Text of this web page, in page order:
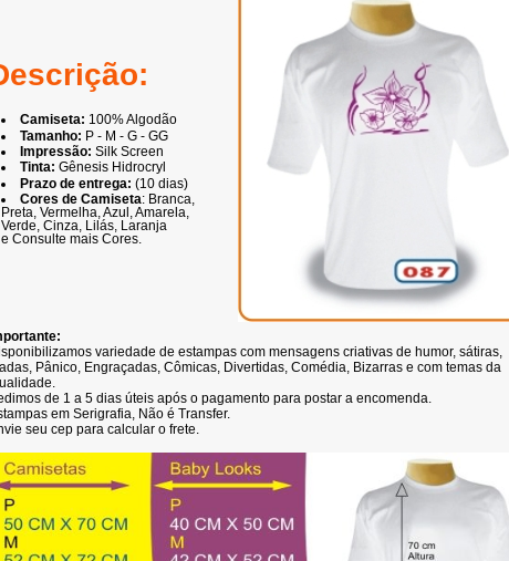
Camiseta: 100% Algodão
Tamanho: P - M - G - GG
Impressão: Silk Screen
Tinta: Gênesis Hidrocryl
Prazo de entrega: (10 dias)
Cores de Camiseta: Branca,
Preta, Vermelha, Azul, Amarela,
Verde, Cinza, Lilás, Laranja
e Consulte mais Cores.
variedade de estampas com mensagens criativas de humor, sátiras,
Pânico, Engraçadas, Cômicas, Divertidas, Comédia, Bizarras e com temas da
de 1 a 5 dias úteis após o pagamento para postar a encomenda.
em Serigrafia, Não é Transfer.
seu cep para calcular o frete.